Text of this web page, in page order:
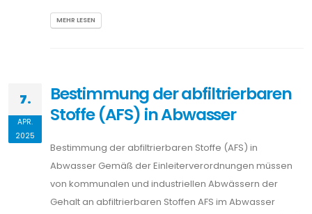
MEHR LESEN
7.
APR.
2025
Bestimmung der abfiltrierbaren
Stoffe (AFS) in Abwasser
Bestimmung der abfiltrierbaren Stoffe (AFS) in
Abwasser Gemäß der Einleiterverordnungen müssen
von kommunalen und industriellen Abwässern der
Gehalt an abfiltrierbaren Stoffen AFS im Abwasser